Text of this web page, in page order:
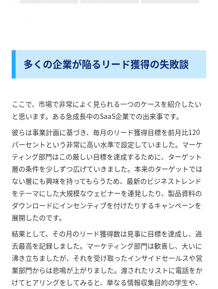
多くの企業が陥るリード獲得の失敗談
ここで、市場で非常によく見られる一つのケースを紹介したい
と思います。ある急成長中のSaaS企業での出来事です。
彼らは事業計画に基づき、毎月のリード獲得目標を前月比120
パーセントという非常に高い水準で設定していました。マーケ
ティング部門はこの厳しい目標を達成するために、ターゲット
層の条件を少しずつ広げていきました。本来のターゲットでは
ない層にも興味を持ってもらうため、最新のビジネストレンド
をテーマにした大規模なウェビナーを連発したり、製品資料の
ダウンロードにインセンティブを付けたりするキャンペーンを
展開したのです。
結果として、その月のリード獲得数は見事に目標を達成し、過
去最高を記録しました。マーケティング部門は歓喜し、大いに
沸き立ちましたが、それを受け取ったインサイドセールスや営
業部門からは悲鳴が上がりました。渡されたリストに電話をか
けてヒアリングをしてみると、単なる情報収集目的の学生や、